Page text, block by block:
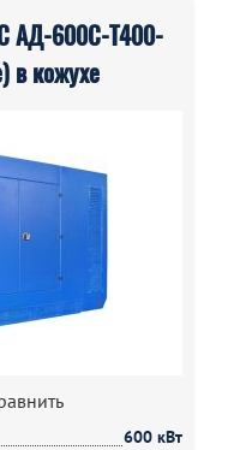
АД-600С-Т400-
в кожухе
600 кВт